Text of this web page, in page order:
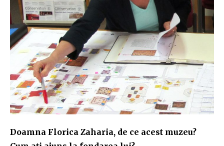
Doamna Florica Zaharia, de ce acest muzeu?